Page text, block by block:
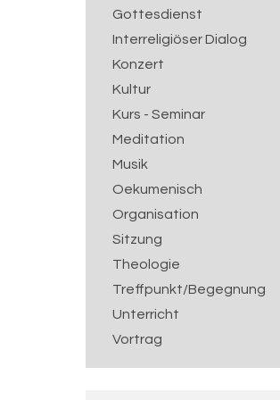
Gottesdienst
Interreligiöser Dialog
Konzert
Kultur
Kurs - Seminar
Meditation
Musik
Oekumenisch
Organisation
Sitzung
Theologie
Treffpunkt/Begegnung
Unterricht
Vortrag